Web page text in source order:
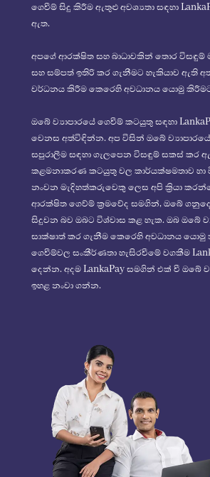
ගෙවීම් සිදු කිරීම ඇතුළු අවශ්‍යතා සඳහා
ඇත.
අපගේ ආරක්ෂිත සහ බාධාවකින් තොර විසඳුම්
සහ සම්පත් ඉතිරි කර ගැනීමට හැකියාව ඇති
වර්ධනය කිරීම කෙරෙහි අවධානය යොමු
ඔබේ ව්‍යාපාරයේ ගෙවීම් කටයුතු සඳහා
වෙනස අත්විඳින්න. අප විසින් ඔබේ
සපුරාලීම සඳහා ගැලපෙන විසඳුම් සකස් කර
කළමනාකරණ කටයුතු වල කාර්යක්ෂමතාව
නංවන මැදිහත්කරුවෙකු ලෙස අපි ක්‍රියා
ආරක්ෂිත ගෙව්ම් ක්‍රමවේද සමගින්, ඔබේ
සිදුවන බව ඔබට විශ්වාස කළ හැක. ඔබ ඔබේ
සාක්ෂාත් කර ගැනීම කෙරෙහි අවධානය
ගෙවීම්වල සංකීර්ණතා හැසිරවීමේ වගකීම
දෙන්න. අදම LankaPay සමගින් එක් වී ඔබේ
ඉහළ නංවා ගන්න.